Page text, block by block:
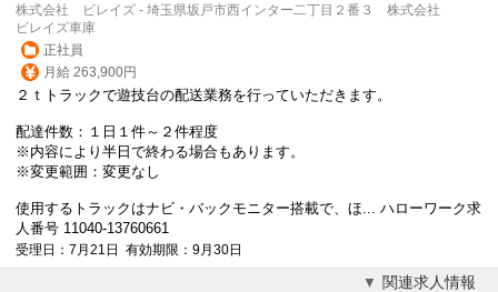
株式会社 ビレイズ - 埼玉県坂戸市西インター二丁目２番３ 株式会社
ビレイズ車庫
正社員
月給 263,900円
２ｔトラックで遊技台の配送業務を行っていただきます。
配達件数：１日１件～２件程度
※内容により半日で終わる場合もあります。
※変更範囲：変更なし
使用するトラックはナビ・バックモニター搭載で、ほ... ハローワーク求
人番号 11040-13760661
受理日：7月21日 有効期限：9月30日
関連求人情報